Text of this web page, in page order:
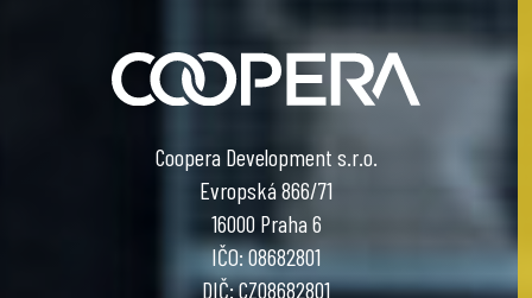
Coopera Development s.r.o.
Evropská 866/71
16000 Praha 6
IČO: 08682801
DIČ: CZ08682801